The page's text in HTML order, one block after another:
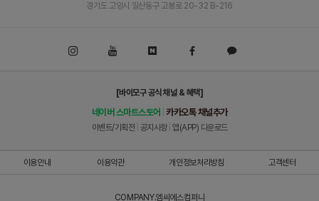
경기도 고양시 일산동구 고봉로 20-32 B-216
[바이모구 공식 채널 & 혜택]
네이버 스마트스토어 카카오톡 채널추가
이벤트/기획전 공지사항 앱(APP) 다운로드
이용안내 이용약관 개인정보처리방침 고객센터
COMPANY.엠씨에스컴퍼니